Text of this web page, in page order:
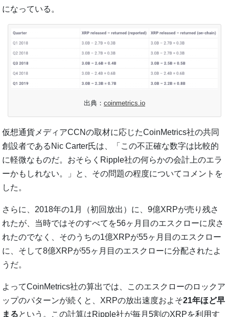
になっている。
出典： coinmetrics.io
仮想通貨メディアCCNの取材に応じたCoinMetrics社の共同
創設者であるNic Carter氏は、「この不正確な数字は比較的
に軽微なものだ。おそらくRipple社の何らかの会計上のエラ
ーかもしれない。」と、その問題の程度についてコメントを
した。
さらに、2018年の1月（初回放出）に、9億XRPが売り残さ
れたが、当時ではそのすべてを56ヶ月目のエスクローに戻さ
れたのでなく、そのうちの1億XRPが55ヶ月目のエスクロー
に、そして8億XRPが55ヶ月目のエスクローに分配されたよ
うだ。
よってCoinMetrics社の算出では、このエスクローのロックア
ップのパターンが続くと、XRPの放出速度およそ21年ほど早
まるという。この計算はRipple社が毎月5割のXRPを利用す